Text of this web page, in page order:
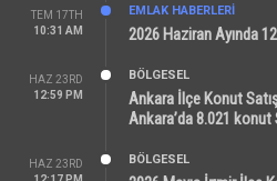
TEM 17TH
10:31 AM
EMLAK HABERLERI
2026 Haziran Ayında
HAZ 23RD
12:59 PM
BÖLGESEL
Ankara İlçe Konut
Ankara’da 8.021 konut
HAZ 23RD
BÖLGESEL